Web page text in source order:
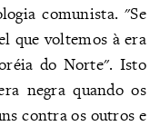
comunista. "Se
que voltemos à era
do Norte". Isto
negra quando os
contra os outros e